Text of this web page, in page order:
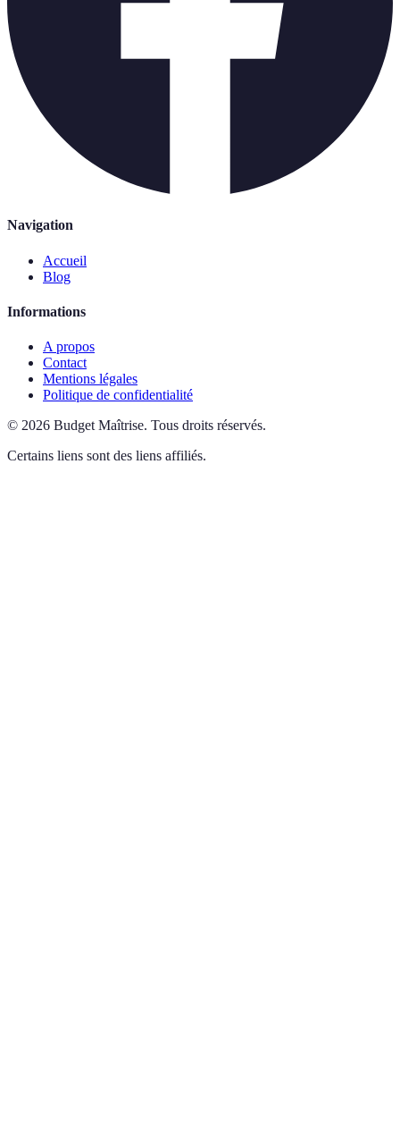
Navigation
Accueil
Blog
Informations
A propos
Contact
Mentions légales
Politique de confidentialité
© 2026 Budget Maîtrise. Tous droits réservés.
Certains liens sont des liens affiliés.